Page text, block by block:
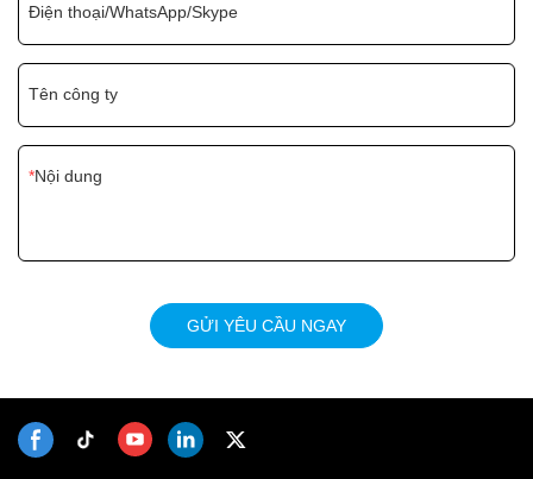
Điện thoại/WhatsApp/Skype
Tên công ty
Nội dung
GỬI YÊU CẦU NGAY